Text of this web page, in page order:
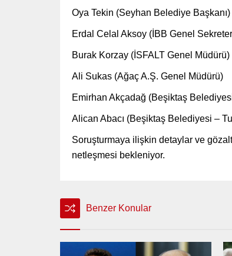
Oya Tekin (Seyhan Belediye Başkanı)
Erdal Celal Aksoy (İBB Genel Sekreter
Burak Korzay (İSFALT Genel Müdürü)
Ali Sukas (Ağaç A.Ş. Genel Müdürü)
Emirhan Akçadağ (Beşiktaş
Alican Abacı (Beşiktaş Belediyesi –
Soruşturmaya ilişkin detaylar ve
netleşmesi bekleniyor.
Benzer Konular